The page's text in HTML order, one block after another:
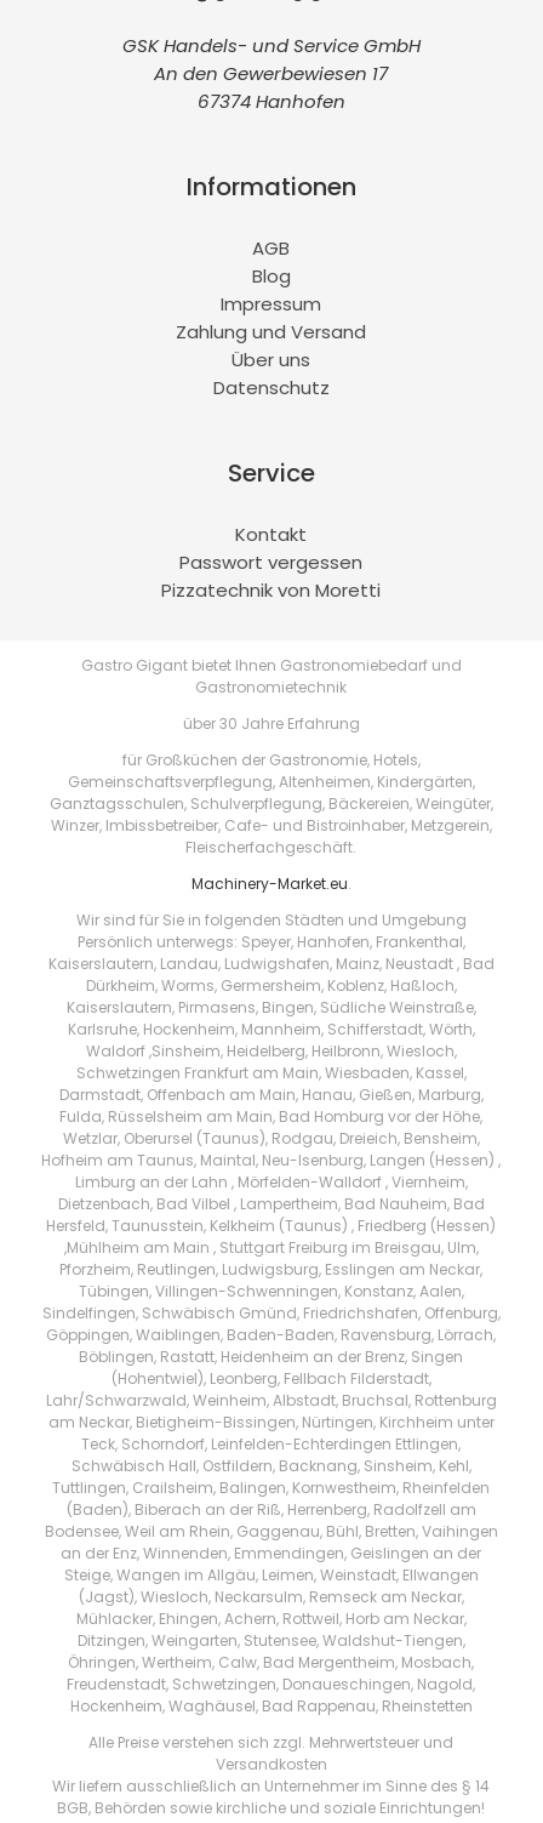
GSK Handels- und Service GmbH
An den Gewerbewiesen 17
67374 Hanhofen
Informationen
AGB
Blog
Impressum
Zahlung und Versand
Über uns
Datenschutz
Service
Kontakt
Passwort vergessen
Pizzatechnik von Moretti
Gastro Gigant bietet Ihnen Gastronomiebedarf und
Gastronomietechnik
über 30 Jahre Erfahrung
für Großküchen der Gastronomie, Hotels,
Gemeinschaftsverpflegung, Altenheimen, Kindergärten,
Ganztagsschulen, Schulverpflegung, Bäckereien, Weingüter,
Winzer, Imbissbetreiber, Cafe- und Bistroinhaber, Metzgerein,
Fleischerfachgeschäft.
Machinery-Market.eu.
Wir sind für Sie in folgenden Städten und Umgebung
Persönlich unterwegs: Speyer, Hanhofen, Frankenthal,
Kaiserslautern, Landau, Ludwigshafen, Mainz, Neustadt , Bad
Dürkheim, Worms, Germersheim, Koblenz, Haßloch,
Kaiserslautern, Pirmasens, Bingen, Südliche Weinstraße,
Karlsruhe, Hockenheim, Mannheim, Schifferstadt, Wörth,
Waldorf ,Sinsheim, Heidelberg, Heilbronn, Wiesloch,
Schwetzingen Frankfurt am Main, Wiesbaden, Kassel,
Darmstadt, Offenbach am Main, Hanau, Gießen, Marburg,
Fulda, Rüsselsheim am Main, Bad Homburg vor der Höhe,
Wetzlar, Oberursel (Taunus), Rodgau, Dreieich, Bensheim,
Hofheim am Taunus, Maintal, Neu-Isenburg, Langen (Hessen) ,
Limburg an der Lahn , Mörfelden-Walldorf , Viernheim,
Dietzenbach, Bad Vilbel , Lampertheim, Bad Nauheim, Bad
Hersfeld, Taunusstein, Kelkheim (Taunus) , Friedberg (Hessen)
,Mühlheim am Main , Stuttgart Freiburg im Breisgau, Ulm,
Pforzheim, Reutlingen, Ludwigsburg, Esslingen am Neckar,
Tübingen, Villingen-Schwenningen, Konstanz, Aalen,
Sindelfingen, Schwäbisch Gmünd, Friedrichshafen, Offenburg,
Göppingen, Waiblingen, Baden-Baden, Ravensburg, Lörrach,
Böblingen, Rastatt, Heidenheim an der Brenz, Singen
(Hohentwiel), Leonberg, Fellbach Filderstadt,
Lahr/Schwarzwald, Weinheim, Albstadt, Bruchsal, Rottenburg
am Neckar, Bietigheim-Bissingen, Nürtingen, Kirchheim unter
Teck, Schorndorf, Leinfelden-Echterdingen Ettlingen,
Schwäbisch Hall, Ostfildern, Backnang, Sinsheim, Kehl,
Tuttlingen, Crailsheim, Balingen, Kornwestheim, Rheinfelden
(Baden), Biberach an der Riß, Herrenberg, Radolfzell am
Bodensee, Weil am Rhein, Gaggenau, Bühl, Bretten, Vaihingen
an der Enz, Winnenden, Emmendingen, Geislingen an der
Steige, Wangen im Allgäu, Leimen, Weinstadt, Ellwangen
(Jagst), Wiesloch, Neckarsulm, Remseck am Neckar,
Mühlacker, Ehingen, Achern, Rottweil, Horb am Neckar,
Ditzingen, Weingarten, Stutensee, Waldshut-Tiengen,
Öhringen, Wertheim, Calw, Bad Mergentheim, Mosbach,
Freudenstadt, Schwetzingen, Donaueschingen, Nagold,
Hockenheim, Waghäusel, Bad Rappenau, Rheinstetten
Alle Preise verstehen sich zzgl. Mehrwertsteuer und
Versandkosten
Wir liefern ausschließlich an Unternehmer im Sinne des § 14
BGB, Behörden sowie kirchliche und soziale Einrichtungen!